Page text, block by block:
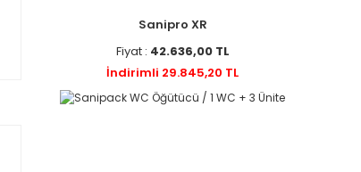
Sanipro XR
Fiyat : 42.636,00 TL
İndirimli 29.845,20 TL